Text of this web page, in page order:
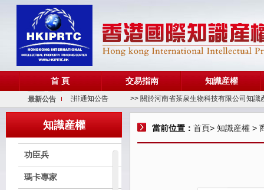
首 頁 交易指南 知識産權
最新公告
于端午節放假安排通知公告 >> 關於河南省茶泉生物科技有限公司知識產權
知識産權
源清堂
茅家兄弟
創藝星球
勁爾将軍紅
貴賜寶
貴恩慈
功臣兵
瑪卡專家
當前位置： 首頁> 知識産權 >